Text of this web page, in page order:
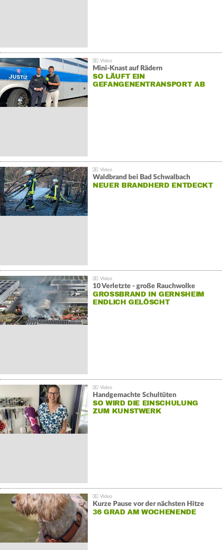
Mini-Knast auf Rädern
SO LÄUFT EIN
GEFANGENENTRANSPORT AB
Waldbrand bei Bad Schwalbach
NEUER BRANDHERD ENTDECKT
10 Verletzte - große Rauchwolke
GROSSBRAND IN GERNSHEIM E
NDLICH GELÖSCHT
Handgemachte Schultüten
SO WIRD DIE EINSCHULUNG
ZUM KUNSTWERK
Kurze Pause vor der nächsten Hitze
36 GRAD AM WOCHENENDE